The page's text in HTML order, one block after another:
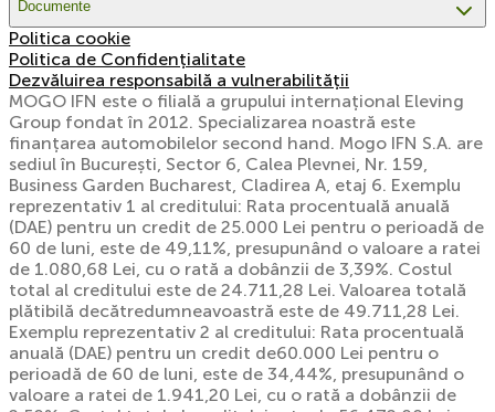
Documente
Politica cookie
Politica de Confidențialitate
Dezvăluirea responsabilă a vulnerabilității
MOGO IFN este o filială a grupului internațional Eleving
Group fondat în 2012. Specializarea noastră este
finanțarea automobilelor second hand. Mogo IFN S.A. are
sediul în București, Sector 6, Calea Plevnei, Nr. 159,
Business Garden Bucharest, Cladirea A, etaj 6. Exemplu
reprezentativ 1 al creditului: Rata procentuală anuală
(DAE) pentru un credit de 25.000 Lei pentru o perioadă de
60 de luni, este de 49,11%, presupunând o valoare a ratei
de 1.080,68 Lei, cu o rată a dobânzii de 3,39%. Costul
total al creditului este de 24.711,28 Lei. Valoarea totală
plătibilă decătredumneavoastră este de 49.711,28 Lei.
Exemplu reprezentativ 2 al creditului: Rata procentuală
anuală (DAE) pentru un credit de60.000 Lei pentru o
perioadă de 60 de luni, este de 34,44%, presupunând o
valoare a ratei de 1.941,20 Lei, cu o rată a dobânzii de